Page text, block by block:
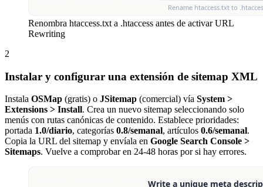
Renombra htaccess.txt a .htaccess antes de activar URL
Rewriting
2
Instalar y configurar una extensión de sitemap XML
Instala OSMap (gratis) o JSitemap (comercial) vía System >
Extensions > Install. Crea un nuevo sitemap seleccionando solo
menús con rutas canónicas de contenido. Establece prioridades:
portada 1.0/diario, categorías 0.8/semanal, artículos 0.6/semanal.
Copia la URL del sitemap y envíala en Google Search Console >
Sitemaps. Vuelve a comprobar en 24-48 horas por si hay errores.